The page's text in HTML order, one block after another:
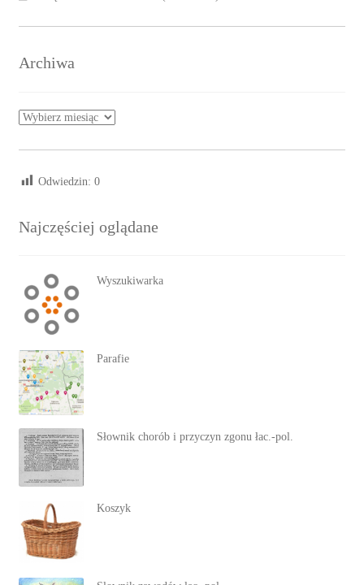
Archiwa
Archiwa
Odwiedzin: 0
Najczęściej oglądane
Wyszukiwarka
Parafie
Słownik chorób i przyczyn zgonu łac.-pol.
Koszyk